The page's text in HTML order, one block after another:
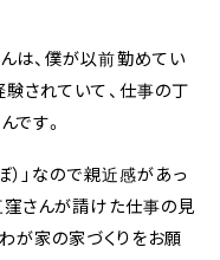
は、僕が以前勤めてい
験されていて、仕事の丁
です。
）」なので親近感があっ
窪さんが請けた仕事の見
が家の家づくりをお願